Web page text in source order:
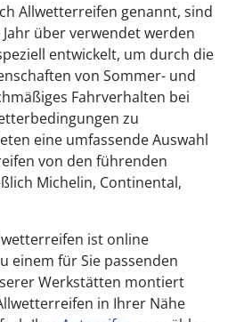
Allwetterreifen genannt, sind
Jahr über verwendet werden
entwickelt, um durch die
von Sommer- und
Fahrverhalten bei
zu
eine umfassende Auswahl
von den führenden
Michelin, Continental,
ist online
einem für Sie passenden
Werkstätten montiert
in Ihrer Nähe